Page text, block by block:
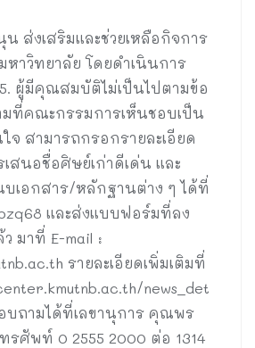
ส่งเสริมและช่วยเหลือกิจการ
หาวิทยาลัย โดยดำเนินการ
ผู้มีคุณสมบัติไม่เป็นไปตามข้อ
มที่คณะกรรมการเห็นชอบเป็น
สามารถกรอกรายละเอียด
สนอชื่อศิษย์เก่าดีเด่น และ
บเอกสาร/หลักฐานต่าง ๆ ได้ที่
และส่งแบบฟอร์มที่ลง
มาที่ E-mail :
รายละเอียดเพิ่มเติมที่
news_det
บถามได้ที่เลขานุการ คุณพร
ศัพท์ 0 2555 2000 ต่อ 1314